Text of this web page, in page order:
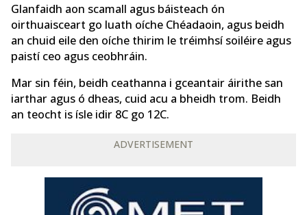
Glanfaidh aon scamall agus báisteach ón
oirthuaisceart go luath oíche Chéadaoin, agus beidh
an chuid eile den oíche thirim le tréimhsí soiléire agus
paistí ceo agus ceobhráin.
Mar sin féin, beidh ceathanna i gceantair áirithe san
iarthar agus ó dheas, cuid acu a bheidh trom. Beidh
an teocht is ísle idir 8C go 12C.
ADVERTISEMENT